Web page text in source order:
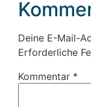
Deine E-Mail-
Erforderliche
Kommentar *